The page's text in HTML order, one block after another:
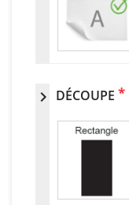
chevron_right DÉCOUPE *